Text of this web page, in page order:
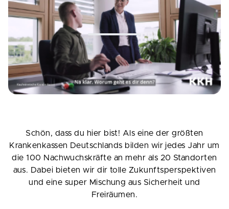
Schön, dass du hier bist! Als eine der größten
Krankenkassen Deutschlands bilden wir jedes Jahr um
die 100 Nachwuchskräfte an mehr als 20 Standorten
aus. Dabei bieten wir dir tolle Zukunftsperspektiven
und eine super Mischung aus Sicherheit und
Freiräumen.